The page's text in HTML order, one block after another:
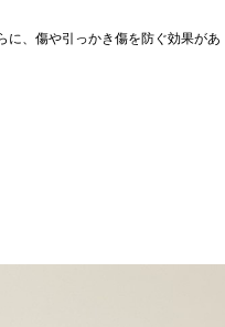
に、傷や引っかき傷を防ぐ効果があ